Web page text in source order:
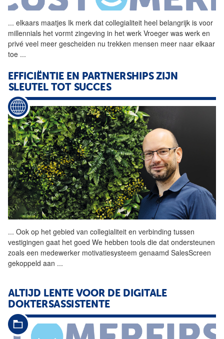
... elkaars maatjes Ik merk dat collegialiteit heel belangrijk is voor
millennials het vormt zingeving in het werk Vroeger was werk en
privé veel meer gescheiden nu trekken mensen meer naar elkaar
toe ...
EFFICIËNTIE EN PARTNERSHIPS ZIJN
SLEUTEL TOT SUCCES
... Ook op het gebied van collegialiteit en verbinding tussen
vestigingen gaat het goed We hebben tools die dat ondersteunen
zoals een medewerker motivatiesysteem genaamd SalesScreen
gekoppeld aan ...
ALTIJD LENTE VOOR DE DIGITALE
DOKTERSASSISTENTE